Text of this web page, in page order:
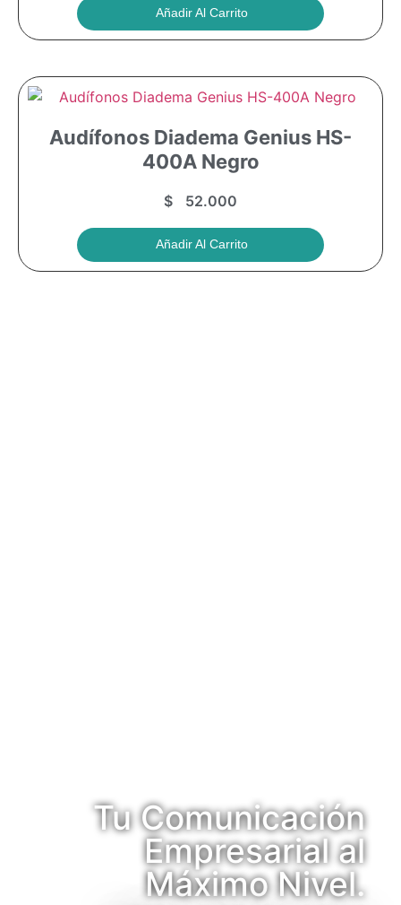
Añadir Al Carrito
Audífonos Diadema Genius HS-
400A Negro
$ 52.000
Añadir Al Carrito
Tu Comunicación
Empresarial al
Máximo Nivel.